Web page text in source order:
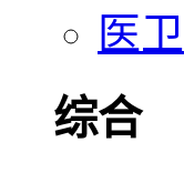
医卫
综合